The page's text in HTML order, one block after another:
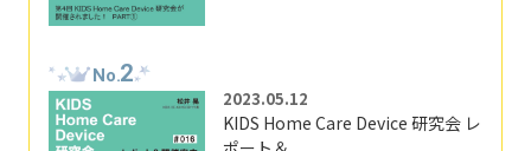
No.2
2023.05.12
KIDS Home Care Device 研究会 レ